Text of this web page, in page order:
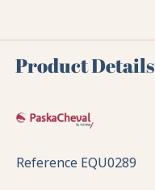
Product Details
Reference EQU0289